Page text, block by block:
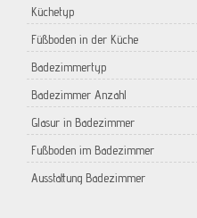
Küchetyp
Füßboden in der Küche
Badezimmertyp
Badezimmer Anzahl
Glasur in Badezimmer
Fußboden im Badezimmer
Ausstattung Badezimmer